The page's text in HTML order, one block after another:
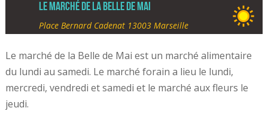
Le marché de la Belle de Mai
Place Bernard Cadenat 13003 Marseille
Le marché de la Belle de Mai est un marché alimentaire
du lundi au samedi. Le marché forain a lieu le lundi,
mercredi, vendredi et samedi et le marché aux fleurs le
jeudi.